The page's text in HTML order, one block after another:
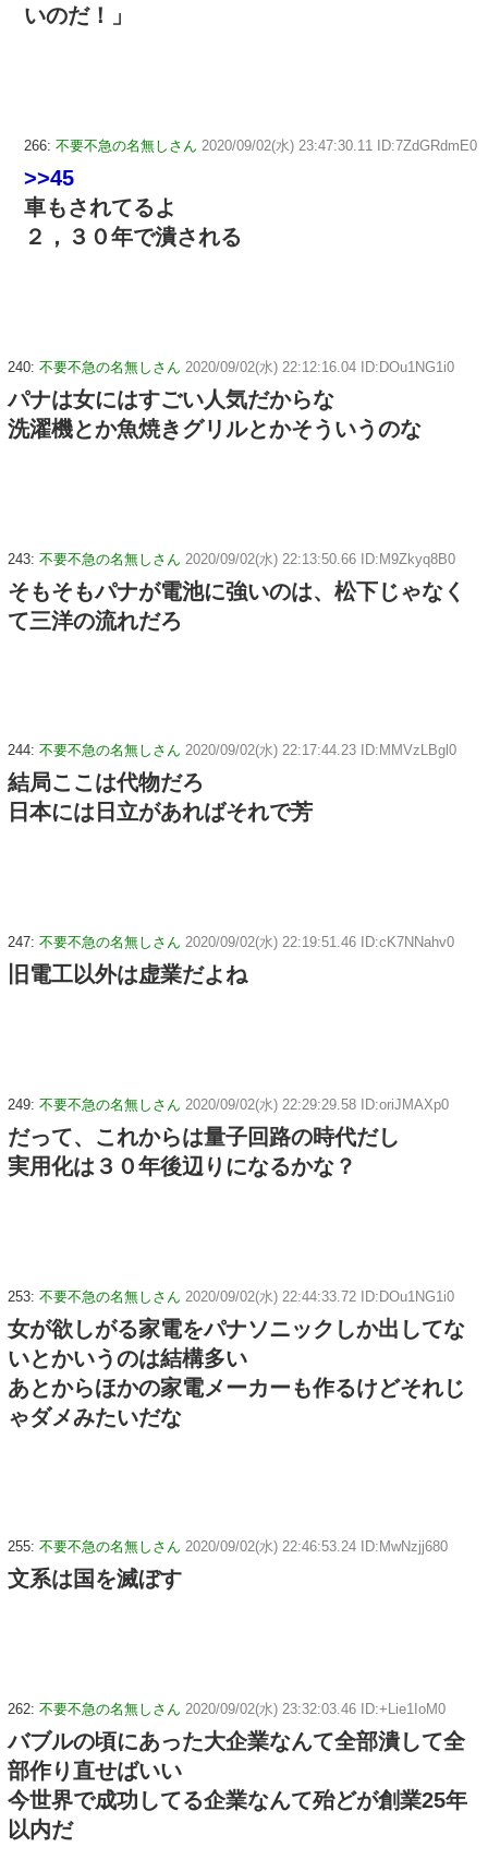
いのだ！」
266: 不要不急の名無しさん 2020/09/02(水) 23:47:30.11 ID:7ZdGRdmE0
>>45
車もされてるよ
２，３０年で潰される
240: 不要不急の名無しさん 2020/09/02(水) 22:12:16.04 ID:DOu1NG1i0
パナは女にはすごい人気だからな
洗濯機とか魚焼きグリルとかそういうのな
243: 不要不急の名無しさん 2020/09/02(水) 22:13:50.66 ID:M9Zkyq8B0
そもそもパナが電池に強いのは、松下じゃなく
て三洋の流れだろ
244: 不要不急の名無しさん 2020/09/02(水) 22:17:44.23 ID:MMVzLBgl0
結局ここは代物だろ
日本には日立があればそれで芳
247: 不要不急の名無しさん 2020/09/02(水) 22:19:51.46 ID:cK7NNahv0
旧電工以外は虚業だよね
249: 不要不急の名無しさん 2020/09/02(水) 22:29:29.58 ID:oriJMAXp0
だって、これからは量子回路の時代だし
実用化は３０年後辺りになるかな？
253: 不要不急の名無しさん 2020/09/02(水) 22:44:33.72 ID:DOu1NG1i0
女が欲しがる家電をパナソニックしか出してな
いとかいうのは結構多い
あとからほかの家電メーカーも作るけどそれじ
ゃダメみたいだな
255: 不要不急の名無しさん 2020/09/02(水) 22:46:53.24 ID:MwNzjj680
文系は国を滅ぼす
262: 不要不急の名無しさん 2020/09/02(水) 23:32:03.46 ID:+Lie1IoM0
バブルの頃にあった大企業なんて全部潰して全
部作り直せばいい
今世界で成功してる企業なんて殆どが創業25年
以内だ